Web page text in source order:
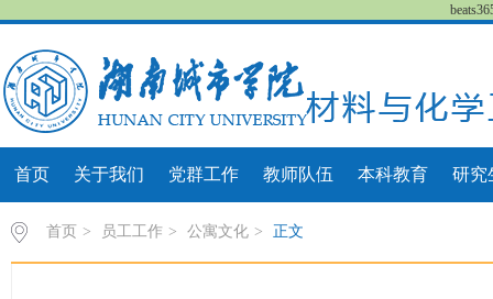
首页 关于我们 党群工作 教师队伍 本科教育 研究
首页 > 员工工作 > 公寓文化 > 正文